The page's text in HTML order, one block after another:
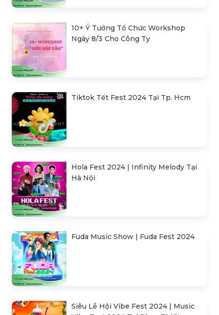
10+ Ý Tưởng Tổ Chức Workshop
Ngày 8/3 Cho Công Ty
Tiktok Tết Fest 2024 Tại Tp. Hcm
Hola Fest 2024 | Infinity Melody Tại
Hà Nội
Fuda Music Show | Fuda Fest 2024
Siêu Lễ Hội Vibe Fest 2024 | Music